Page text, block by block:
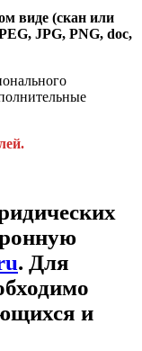
виде (скан или
JPG, PNG, doc,
. Для
и